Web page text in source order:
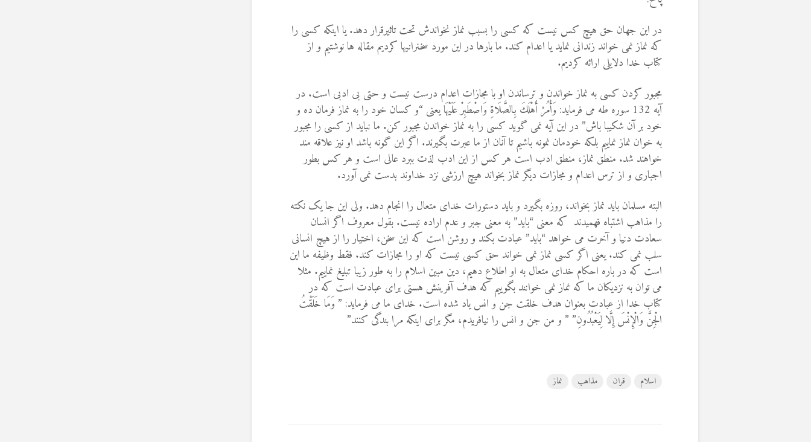
در این جهان حق هیچ کس نیست که کسی را بسبب نماز نخواندش تحت تاثیرقرار دهد. یا اینکه کسی را
که نماز نمی خواند زندانی نماید یا اعدام کند. ما بارها در این مورد سخنرانیها کردیم مقاله ها نوشتیم و از
کتاب خدا دلایلی ارائه کردیم.
مجبور کردن کسی به نماز خواندن و ترساندن او با مجازات اعدام درست نیست و حتی بی ادبی است. در
آیه 132 سوره طه می فرماید: وَأْمُرْ أَهْلَكَ بِالصَّلَاةِ وَاصْطَبِرْ عَلَيْهَا یعنی “و كسان خود را به نماز فرمان ده و
خود بر آن شكيبا باش” در این آیه نمی گوید کسی را به نماز خواندن مجبور کن. ما نباید از کسی را مجبور
به خوان نماز نماییم بلکه خودمان نمونه باشیم تا آنان از ما عبرت بگیرند. اگر این گونه باشد او نیز علاقه مند
خواهند شد. منطق نماز، منطق ادب است هر كس از اين ادب لذت ببرد عالی است و هر کس بطور
اجباری و از ترس اعدام و مجازات دیگر نماز بخواند هیچ ارزشی نزد خداوند بدست نمی آورد.
البته مسلمان باید نماز بخواند، روزه بگیرد و باید دستورات خدای متعال را انجام دهد. ولی این جا یک نکته
را مذاهب اشتباه فهمیدند که معنی “باید” به معنی جبر و عدم اراده نیست. بقول معروف اگر انسان
سعادت دنیا و آخرت می خواهد “باید” عبادت بکند و روشن است که این سخن، اختیار را از هیچ انسانی
سلب نمی کند. یعنی اگر کسی نماز نمی خواند حق کسی نیست که او را مجازات کند. فقط وظیفه ما این
است که در باره احکام خدای متعال به او اطلاع دهیم، دین مبین اسلام را به طور زیبا تبلیغ نماییم. مثلا
می توان به نزدیکان ما که نماز نمی خوانند بگوییم که هدف آفرینش هستی برای عبادت است که در
کتاب خدا از عبادت بعنوان هدف خلقت جن و انس یاد شده است. خدای ما می فرماید: ” وَمَا خَلَقْتُ
الْجِنَّ وَالْإِنْسَ إِلَّا لِيَعْبُدُونِ” ” و من جن و انس را نیافریدم، مگر برای اینکه مرا بندگی کنند”
اسلام قران مذاهب نماز